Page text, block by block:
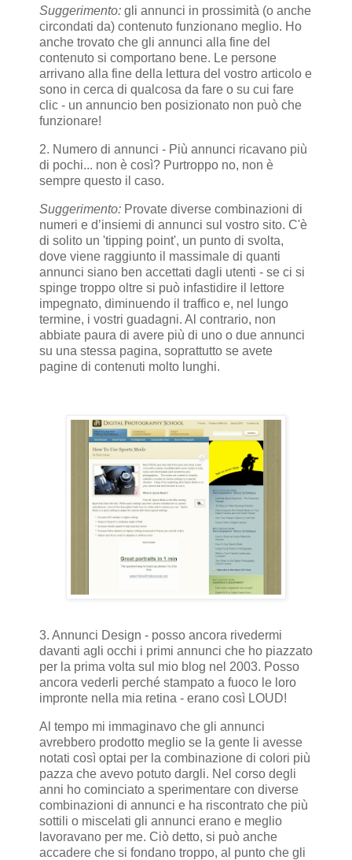
Suggerimento: gli annunci in prossimità (o anche
circondati da) contenuto funzionano meglio. Ho
anche trovato che gli annunci alla fine del
contenuto si comportano bene. Le persone
arrivano alla fine della lettura del vostro articolo e
sono in cerca di qualcosa da fare o su cui fare
clic - un annuncio ben posizionato non può che
funzionare!
2. Numero di annunci - Più annunci ricavano più
di pochi... non è così? Purtroppo no, non è
sempre questo il caso.
Suggerimento: Provate diverse combinazioni di
numeri e d’insiemi di annunci sul vostro sito. C'è
di solito un 'tipping point', un punto di svolta,
dove viene raggiunto il massimale di quanti
annunci siano ben accettati dagli utenti - se ci si
spinge troppo oltre si può infastidire il lettore
impegnato, diminuendo il traffico e, nel lungo
termine, i vostri guadagni. Al contrario, non
abbiate paura di avere più di uno o due annunci
su una stessa pagina, soprattutto se avete
pagine di contenuti molto lunghi.
3. Annunci Design - posso ancora rivedermi
davanti agli occhi i primi annunci che ho piazzato
per la prima volta sul mio blog nel 2003. Posso
ancora vederli perché stampato a fuoco le loro
impronte nella mia retina - erano così LOUD!
Al tempo mi immaginavo che gli annunci
avrebbero prodotto meglio se la gente li avesse
notati così optai per la combinazione di colori più
pazza che avevo potuto dargli. Nel corso degli
anni ho cominciato a sperimentare con diverse
combinazioni di annunci e ha riscontrato che più
sottili o miscelati gli annunci erano e meglio
lavoravano per me. Ciò detto, si può anche
accadere che si fondano troppo, al punto che gli